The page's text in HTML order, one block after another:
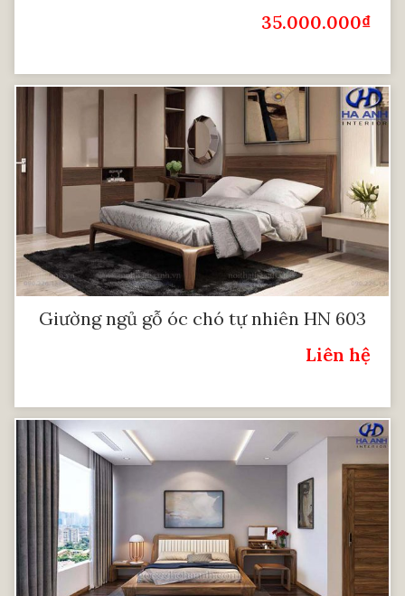
35.000.000₫
Giường ngủ gỗ óc chó tự nhiên HN 603
Liên hệ